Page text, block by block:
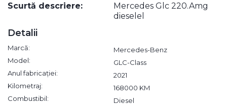
Scurtă descriere:
Mercedes Glc 220.Amg
dieselel
Detalii
Marcă:
Mercedes-Benz
Model:
GLC-Class
Anul fabricației:
2021
Kilometraj:
168000 KM
Combustibil:
Diesel